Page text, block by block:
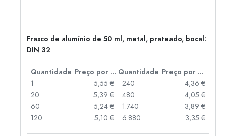
Frasco de alumínio de 50 ml, metal, prateado, bocal:
DIN 32
Quantidade Preço por peça Quantidade
Preço por peça
1
5,55 €
20
5,39 €
60
5,24 €
120
5,10 €
240
4,36 €
480
4,05 €
1.740
3,89 €
6.880
3,35 €